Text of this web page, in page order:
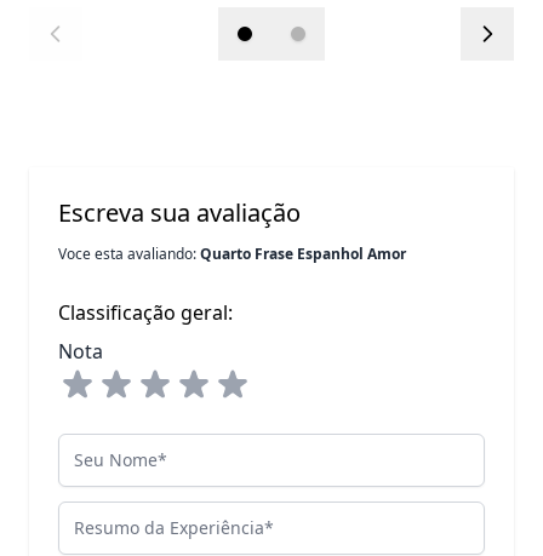
Escreva sua avaliação
Voce esta avaliando:Quarto Frase Espanhol Amor
Classificação geral:
Nota
Seu Nome
Resumo da Experiência